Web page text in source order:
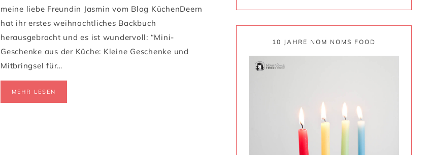
meine liebe Freundin Jasmin vom Blog KüchenDeern
hat ihr erstes weihnachtliches Backbuch
herausgebracht und es ist wundervoll: “Mini-
Geschenke aus der Küche: Kleine Geschenke und
Mitbringsel für…
MEHR LESEN
10 JAHRE NOM NOMS FOOD